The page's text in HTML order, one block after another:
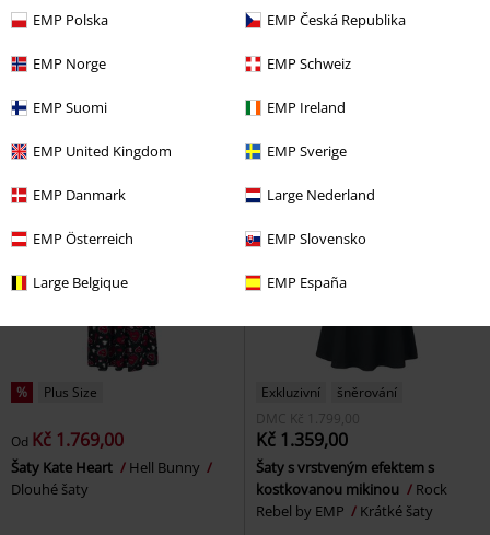
EMP Polska EMP Česká Republika
EMP Norge EMP Schweiz
EMP Suomi EMP Ireland
EMP United Kingdom EMP Sverige
EMP Danmark Large Nederland
EMP Österreich EMP Slovensko
Large Belgique EMP España
Kč 1.614,00
Claudette
Středně dlouhé šaty
OdKč 3.348,00
Ophelie Dress
Dlouhé šaty
% Plus Size
Od Kč 1.769,00
Šaty Kate Heart
Hell Bunny
Dlouhé šaty
Exkluzivní
šněrování
DMC
Kč 1.799,00
Kč 1.359,00
Šaty s vrstveným efektem s
kostkovanou mikinou
Rock
Rebel by EMP
Krátké šaty